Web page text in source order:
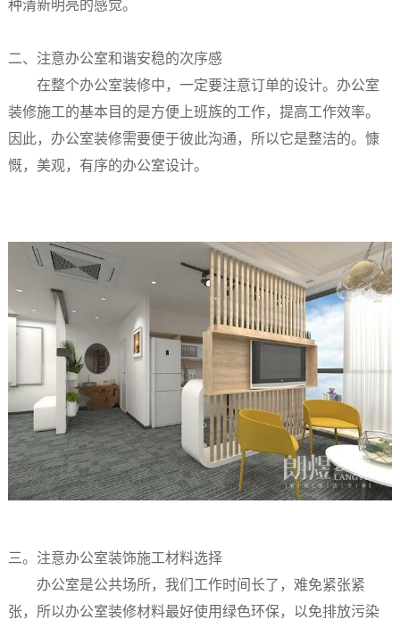
种清新明亮的感觉。
二、注意办公室和谐安稳的次序感
在整个办公室装修中，一定要注意订单的设计。办公室
装修施工的基本目的是方便上班族的工作，提高工作效率。
因此，办公室装修需要便于彼此沟通，所以它是整洁的。慷
慨，美观，有序的办公室设计。
三。注意办公室装饰施工材料选择
办公室是公共场所，我们工作时间长了，难免紧张紧
张，所以办公室装修材料最好使用绿色环保，以免排放污染